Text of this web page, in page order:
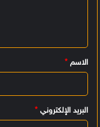
ي
ق
الاسم *
البريد الإلكتروني *